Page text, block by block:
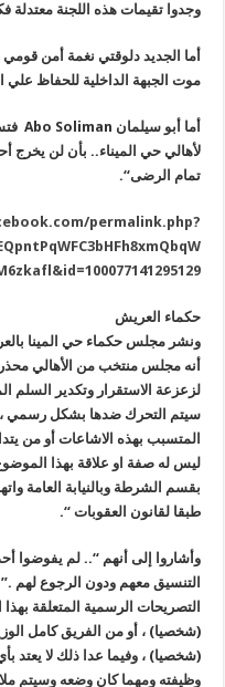
وجدوا تقيمات هذه اللجنة معتدلة
أما الجديد دلوقتي نغمة أمن
موت الجبهة الداخلية للحفاظ علي
أما أبو سيلمان Abo Soliman
لأهالي حي الميناء.. بأن لن
تمام الرضى“.
permalink.php?
حكماء العريش
ونشر مجلس حكماء حي المينا بالعريش بيانا في 22
أنه مجلس منتخب من الأهالي
لزعزعة الاستقرار وتكدير السلم
سيتم التحرك ضدها بشكل رسمي ،
المتسبب بهذه الاشاعات أو من
ليس له صفة او علاقة بهذا
بقسم الشرطة وبالنيابة العامة
طبقا لقانون العقوبات “.
وأشاروا إلى أنهم “.. لم يفوضوا
التنسيق معهم ودون الرجوع لهم .”
التصريحات الرسمية المتعلقة
(شخصيا) ، أو من الفريق كامل
(شخصيا) ، وفيما عدا ذلك لا يعتد
وظيفته ومهما كان وضعه وسيتم